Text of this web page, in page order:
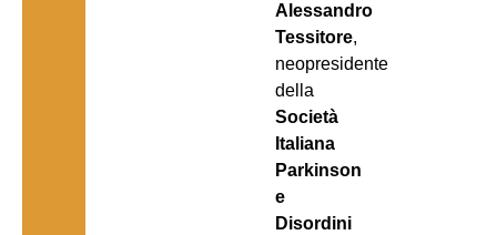
Alessandro
Tessitore,
neopresidente
della
Società
Italiana
Parkinson
e
Disordini